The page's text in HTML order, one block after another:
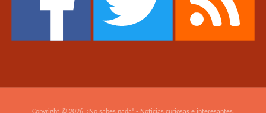
Copyright © 2026. ¡No sabes nada! - Noticias curiosas e interesantes.